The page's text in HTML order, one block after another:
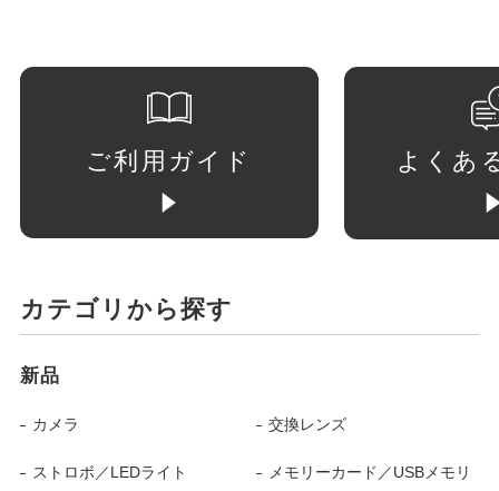
ご利用ガイド よくあ
カテゴリから探す
新品
カメラ 交換レンズ
ストロボ／LEDライト メモリーカード／USBメモリ